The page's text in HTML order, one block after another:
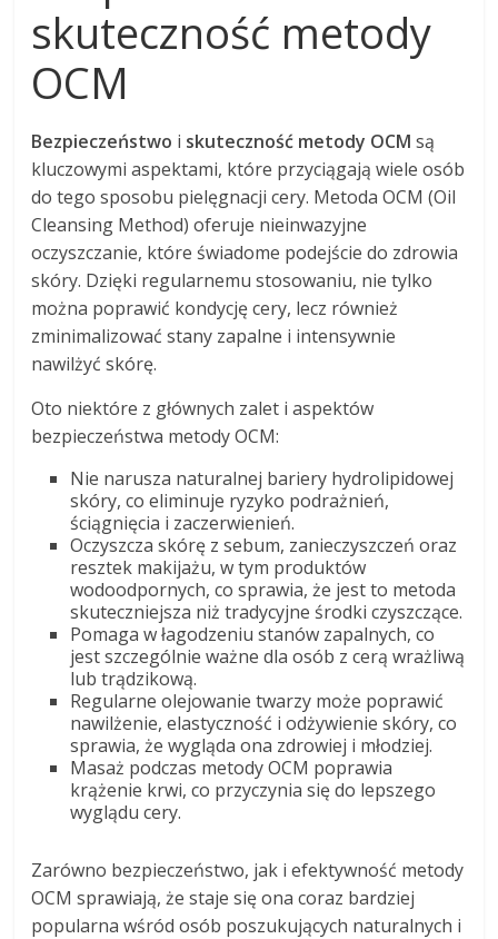
skuteczność metody
OCM
Bezpieczeństwo i skuteczność metody OCM są
kluczowymi aspektami, które przyciągają wiele osób
do tego sposobu pielęgnacji cery. Metoda OCM (Oil
Cleansing Method) oferuje nieinwazyjne
oczyszczanie, które świadome podejście do zdrowia
skóry. Dzięki regularnemu stosowaniu, nie tylko
można poprawić kondycję cery, lecz również
zminimalizować stany zapalne i intensywnie
nawilżyć skórę.
Oto niektóre z głównych zalet i aspektów
bezpieczeństwa metody OCM:
Nie narusza naturalnej bariery hydrolipidowej
skóry, co eliminuje ryzyko podrażnień,
ściągnięcia i zaczerwienień.
Oczyszcza skórę z sebum, zanieczyszczeń oraz
resztek makijażu, w tym produktów
wodoodpornych, co sprawia, że jest to metoda
skuteczniejsza niż tradycyjne środki czyszczące.
Pomaga w łagodzeniu stanów zapalnych, co
jest szczególnie ważne dla osób z cerą wrażliwą
lub trądzikową.
Regularne olejowanie twarzy może poprawić
nawilżenie, elastyczność i odżywienie skóry, co
sprawia, że wygląda ona zdrowiej i młodziej.
Masaż podczas metody OCM poprawia
krążenie krwi, co przyczynia się do lepszego
wyglądu cery.
Zarówno bezpieczeństwo, jak i efektywność metody
OCM sprawiają, że staje się ona coraz bardziej
popularna wśród osób poszukujących naturalnych i